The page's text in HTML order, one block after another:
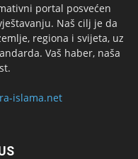
portal posvećen
Naš cilj je da
regiona i svijeta, uz
Vaš haber, naša
islama.net